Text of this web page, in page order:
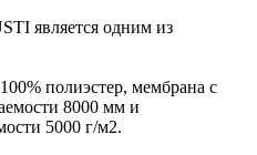
является одним из
полиэстер, мембрана с
8000 мм и
5000 г/м2.